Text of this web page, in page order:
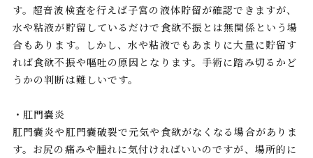
す。超音波検査を行えば子宮の液体貯留が確認できますが、
水や粘液が貯留しているだけで食欲不振とは無関係という場
合もあります。しかし、水や粘液でもあまりに大量に貯留す
れば食欲不振や嘔吐の原因となります。手術に踏み切るかど
うかの判断は難しいです。
・肛門嚢炎
肛門嚢炎や肛門嚢破裂で元気や食欲がなくなる場合がありま
す。お尻の痛みや腫れに気付ければいいのですが、場所的に